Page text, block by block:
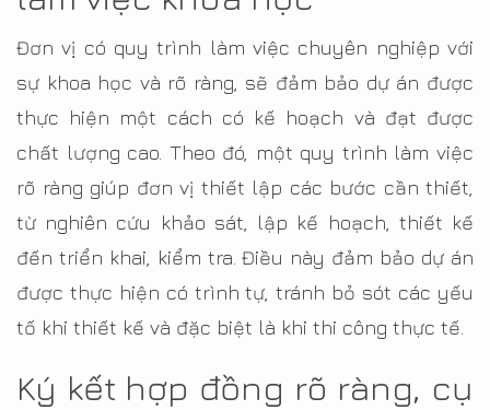
Đơn vị có quy trình làm việc chuyên nghiệp với
sự khoa học và rõ ràng, sẽ đảm bảo dự án được
thực hiện một cách có kế hoạch và đạt được
chất lượng cao. Theo đó, một quy trình làm việc
rõ ràng giúp đơn vị thiết lập các bước cần thiết,
từ nghiên cứu khảo sát, lập kế hoạch, thiết kế
đến triển khai, kiểm tra. Điều này đảm bảo dự án
được thực hiện có trình tự, tránh bỏ sót các yếu
tố khi thiết kế và đặc biệt là khi thi công thực tế.
Ký kết hợp đồng rõ ràng, cụ